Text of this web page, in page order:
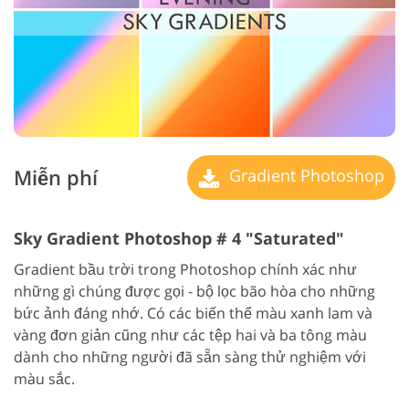
Miễn phí Gradient Photoshop
Sky Gradient Photoshop # 4 "Saturated"
Gradient bầu trời trong Photoshop chính xác như
những gì chúng được gọi - bộ lọc bão hòa cho những
bức ảnh đáng nhớ. Có các biến thể màu xanh lam và
vàng đơn giản cũng như các tệp hai và ba tông màu
dành cho những người đã sẵn sàng thử nghiệm với
màu sắc.